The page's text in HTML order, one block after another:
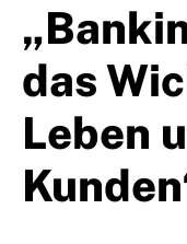
das
Leben